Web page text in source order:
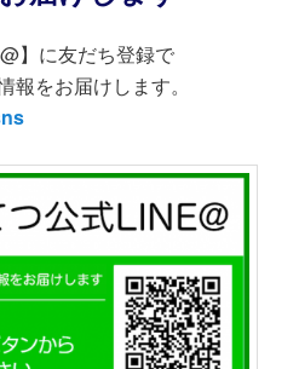
】に友だち登録で
報をお届けします。